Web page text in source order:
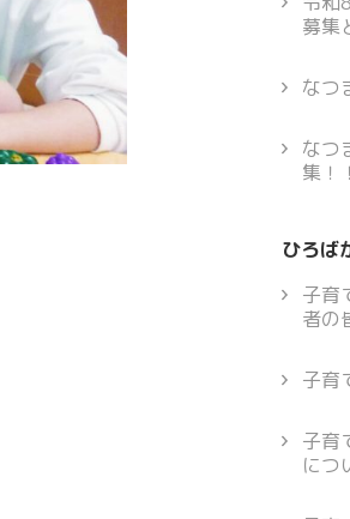
募集
なつ
なつ
集！！
ひろば
子育
者の
子育
子育
につ